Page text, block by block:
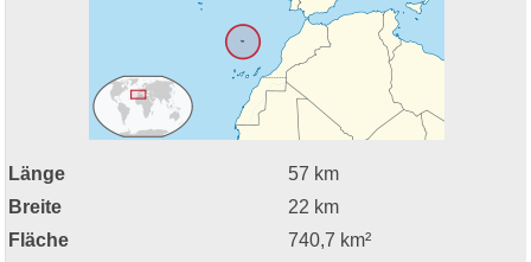
Länge
57 km
Breite
22 km
Fläche
740,7 km²